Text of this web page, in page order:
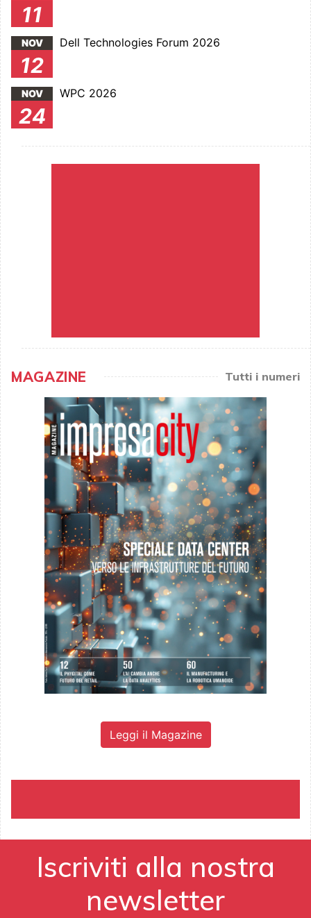
11
NOV
12
Dell Technologies Forum 2026
NOV
24
WPC 2026
MAGAZINE Tutti i numeri
Leggi il Magazine
Iscriviti alla nostra
newsletter